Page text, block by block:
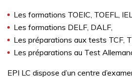
Les formations TOEIC, TOEFL,
Les formations DELF, DALF,
Les préparations aux tests TCF,
Les préparations au Test
EPI LC dispose d’un centre